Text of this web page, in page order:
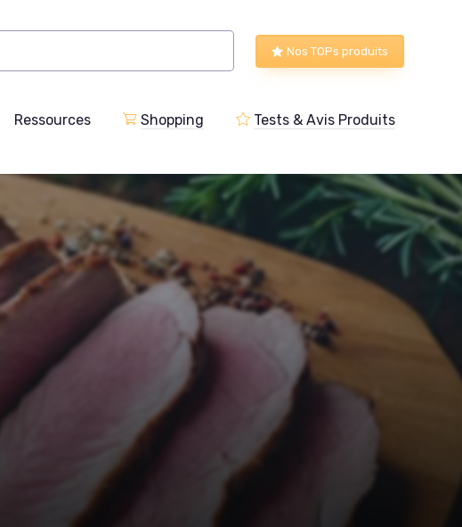
Nos TOPs produits
Ressources Shopping Tests & Avis Produits